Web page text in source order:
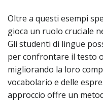
Oltre a questi esempi
gioca un ruolo cruciale
Gli studenti di lingue
per confrontare il testo
migliorando la loro
vocabolario e delle
approccio offre un